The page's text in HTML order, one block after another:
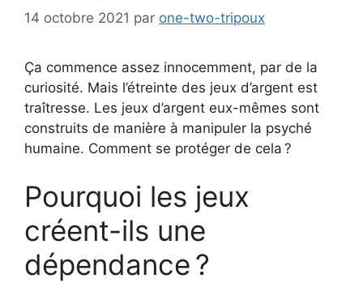
14 octobre 2021 par one-two-tripoux
Ça commence assez innocemment, par de la
curiosité. Mais l’étreinte des jeux d’argent est
traîtresse. Les jeux d’argent eux-mêmes sont
construits de manière à manipuler la psyché
humaine. Comment se protéger de cela ?
Pourquoi les jeux
créent-ils une
dépendance ?